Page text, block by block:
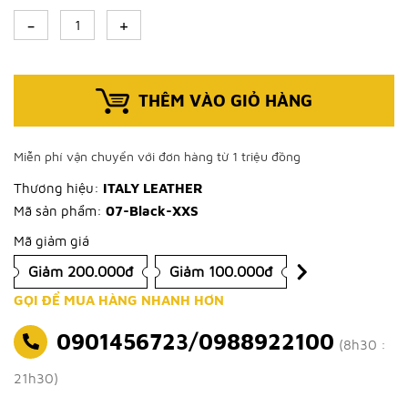
- +
THÊM VÀO GIỎ HÀNG
Miễn phí vận chuyển với đơn hàng từ 1 triệu đồng
Thương hiệu: ITALY LEATHER
Mã sản phẩm: 07-Black-XXS
Mã giảm giá
Giảm 200.000đ Giảm 100.000đ
GỌI ĐỂ MUA HÀNG NHANH HƠN
0901456723/0988922100 (8h30 :
21h30)